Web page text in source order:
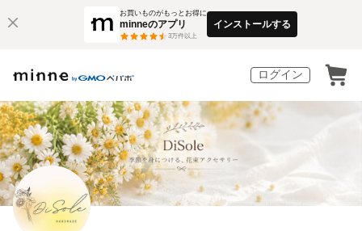
お買いものがもっとお得に
minneのアプリ
3万件以上
インストールする
ログイン